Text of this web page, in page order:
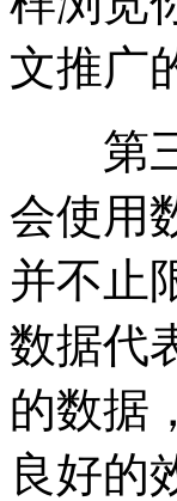
文推广
第三
会使用
并不止
数据代
的数据
良好的